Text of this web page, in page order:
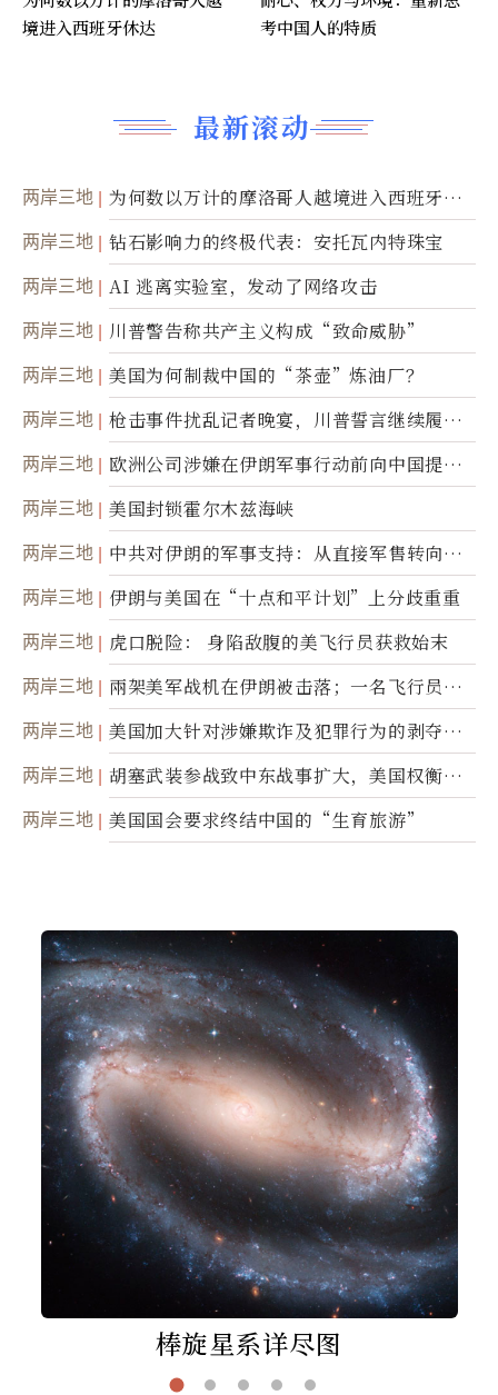
最新滚动
两岸三地
为何数以万计的摩洛哥人越境进入西班牙休
达
两岸三地 钻石影响力的终极代表：安托瓦内特珠宝
两岸三地 AI 逃离实验室，发动了网络攻击
两岸三地 川普警告称共产主义构成“致命威胁”
两岸三地 美国为何制裁中国的“茶壶”炼油厂？
两岸三地
枪击事件扰乱记者晚宴，川普誓言继续履行
职责
两岸三地
欧洲公司涉嫌在伊朗军事行动前向中国提供
美军基地的卫星图像
两岸三地 美国封锁霍尔木兹海峡
两岸三地
中共对伊朗的军事支持：从直接军售转向间
接技术转让
两岸三地 伊朗与美国在“十点和平计划”上分歧重重
两岸三地 虎口脱险： 身陷敌腹的美飞行员获救始末
两岸三地
兩架美军战机在伊朗被击落；一名飞行员失
踪
两岸三地
美国加大针对涉嫌欺诈及犯罪行为的剥夺公
民权力度
两岸三地
胡塞武装参战致中东战事扩大，美国权衡地
面入侵的可能性
两岸三地 美国国会要求终结中国的“生育旅游”
境进入西班牙休达
考中国人的特质
棒旋星系详尽图